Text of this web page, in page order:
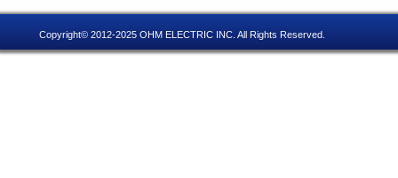
Copyright© 2012-2025 OHM ELECTRIC INC. All Rights Reserved.